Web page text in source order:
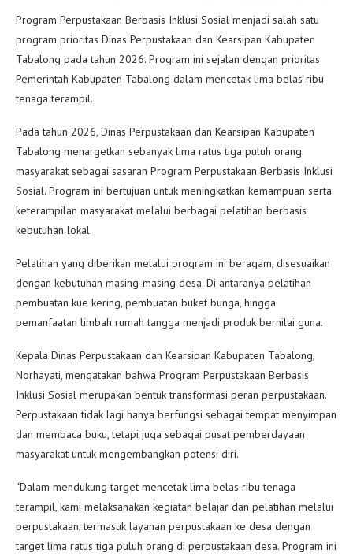
Program Perpustakaan Berbasis Inklusi Sosial menjadi salah satu
program prioritas Dinas Perpustakaan dan Kearsipan Kabupaten
Tabalong pada tahun 2026. Program ini sejalan dengan prioritas
Pemerintah Kabupaten Tabalong dalam mencetak lima belas ribu
tenaga terampil.
Pada tahun 2026, Dinas Perpustakaan dan Kearsipan Kabupaten
Tabalong menargetkan sebanyak lima ratus tiga puluh orang
masyarakat sebagai sasaran Program Perpustakaan Berbasis Inklusi
Sosial. Program ini bertujuan untuk meningkatkan kemampuan serta
keterampilan masyarakat melalui berbagai pelatihan berbasis
kebutuhan lokal.
Pelatihan yang diberikan melalui program ini beragam, disesuaikan
dengan kebutuhan masing-masing desa. Di antaranya pelatihan
pembuatan kue kering, pembuatan buket bunga, hingga
pemanfaatan limbah rumah tangga menjadi produk bernilai guna.
Kepala Dinas Perpustakaan dan Kearsipan Kabupaten Tabalong,
Norhayati, mengatakan bahwa Program Perpustakaan Berbasis
Inklusi Sosial merupakan bentuk transformasi peran perpustakaan.
Perpustakaan tidak lagi hanya berfungsi sebagai tempat menyimpan
dan membaca buku, tetapi juga sebagai pusat pemberdayaan
masyarakat untuk mengembangkan potensi diri.
“Dalam mendukung target mencetak lima belas ribu tenaga
terampil, kami melaksanakan kegiatan belajar dan pelatihan melalui
perpustakaan, termasuk layanan perpustakaan ke desa dengan
target lima ratus tiga puluh orang di perpustakaan desa. Program ini